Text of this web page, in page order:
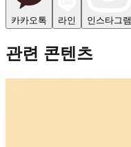
카카오톡 라인 인스타그램
관련 콘텐츠